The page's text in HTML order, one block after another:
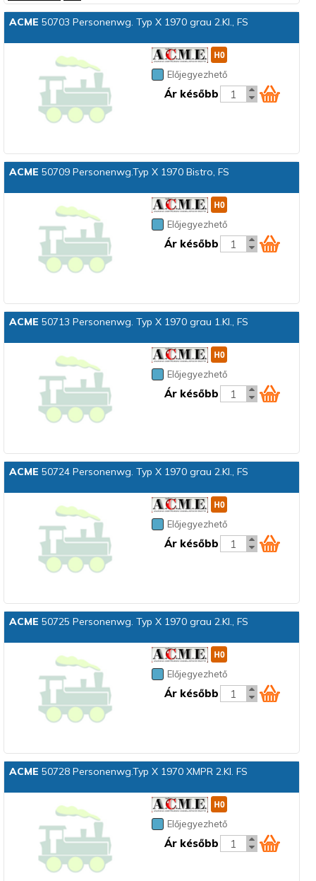
ACME 50703 Personenwg. Typ X 1970 grau 2.Kl., FS
Előjegyezhető
Ár később
ACME 50709 Personenwg.Typ X 1970 Bistro, FS
Előjegyezhető
Ár később
ACME 50713 Personenwg. Typ X 1970 grau 1.Kl., FS
Előjegyezhető
Ár később
ACME 50724 Personenwg. Typ X 1970 grau 2.Kl., FS
Előjegyezhető
Ár később
ACME 50725 Personenwg. Typ X 1970 grau 2.Kl., FS
Előjegyezhető
Ár később
ACME 50728 Personenwg.Typ X 1970 XMPR 2.Kl. FS
Előjegyezhető
Ár később